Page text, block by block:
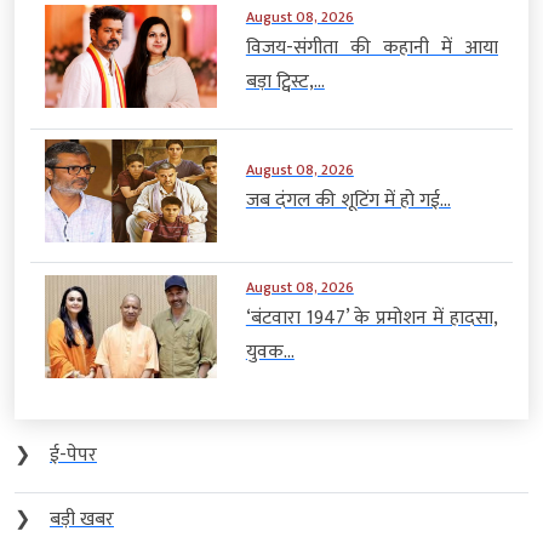
August 08, 2026
विजय-संगीता की कहानी में आया
बड़ा ट्विस्ट,...
August 08, 2026
जब दंगल की शूटिंग में हो गई...
August 08, 2026
‘बंटवारा 1947’ के प्रमोशन में हादसा,
युवक...
❯
ई-पेपर
❯
बड़ी खबर